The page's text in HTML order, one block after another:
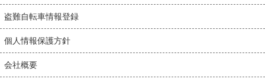
盗難自転車情報登録
個人情報保護方針
会社概要